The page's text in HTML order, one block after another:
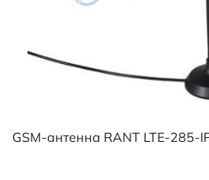
GSM-антенна RANT LTE-285-